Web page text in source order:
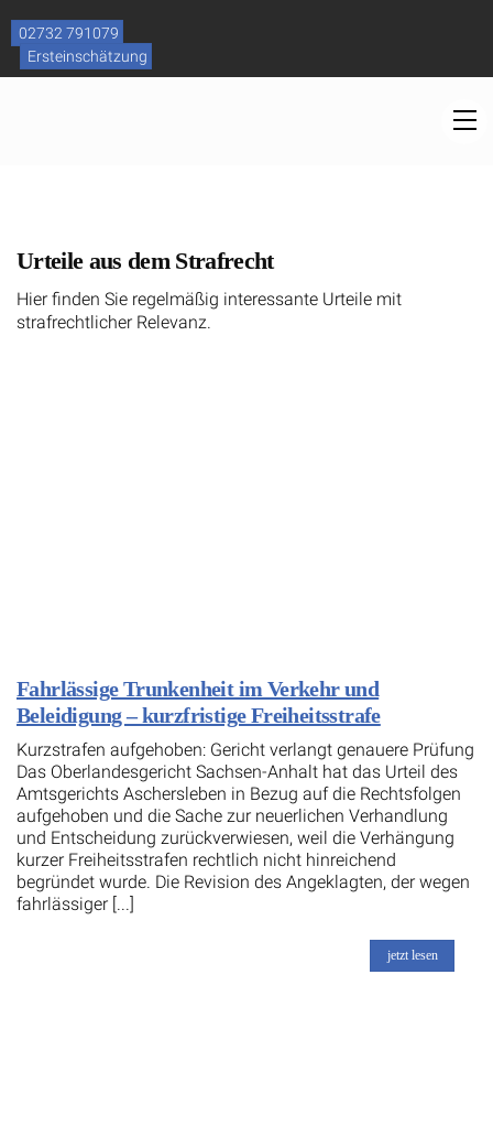
content
02732 791079
Ersteinschätzung
Urteile aus dem Strafrecht
Hier finden Sie regelmäßig interessante Urteile mit
strafrechtlicher Relevanz.
Fahrlässige Trunkenheit im Verkehr und
Beleidigung – kurzfristige Freiheitsstrafe
Kurzstrafen aufgehoben: Gericht verlangt genauere Prüfung
Das Oberlandesgericht Sachsen-Anhalt hat das Urteil des
Amtsgerichts Aschersleben in Bezug auf die Rechtsfolgen
aufgehoben und die Sache zur neuerlichen Verhandlung
und Entscheidung zurückverwiesen, weil die Verhängung
kurzer Freiheitsstrafen rechtlich nicht hinreichend
begründet wurde. Die Revision des Angeklagten, der wegen
fahrlässiger [...]
jetzt lesen